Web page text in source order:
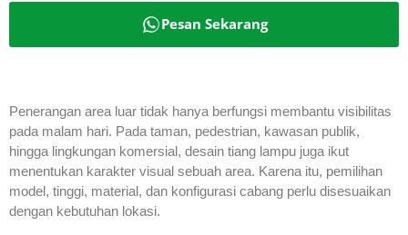
Pesan Sekarang
Penerangan area luar tidak hanya berfungsi membantu visibilitas
pada malam hari. Pada taman, pedestrian, kawasan publik,
hingga lingkungan komersial, desain tiang lampu juga ikut
menentukan karakter visual sebuah area. Karena itu, pemilihan
model, tinggi, material, dan konfigurasi cabang perlu disesuaikan
dengan kebutuhan lokasi.